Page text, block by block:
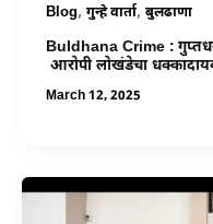
Blog, गुन्हे वार्ता, बुलढाणा
Buldhana Crime :
आरोपी लोखंडेचा
March 12, 2025